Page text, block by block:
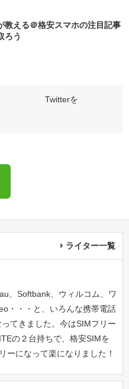
教える＠格安スマホの注目記事
ろう
ライター一覧
、Softbank、ウィルコム、ワ
・・・と、いろんな携帯電話
てきました。今はSIMフリー
の２台持ちで、格安SIMを
ーになって楽になりました！